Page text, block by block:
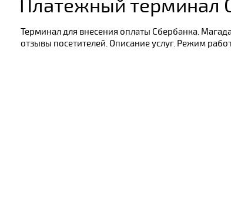
Платежный терминал
Терминал для внесения оплаты Сбербанка.
отзывы посетителей. Описание услуг. Режим